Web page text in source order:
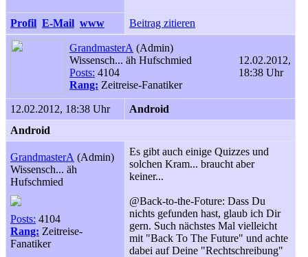
Profil E-Mail www Beitrag zitieren
GrandmasterA (Admin)
Wissensch... äh Hufschmied
Posts: 4104
Rang: Zeitreise-Fanatiker
12.02.2012,
18:38 Uhr
12.02.2012, 18:38 Uhr
Android
Android
GrandmasterA (Admin)
Wissensch... äh
Hufschmied
Posts: 4104
Rang: Zeitreise-
Fanatiker
Es gibt auch einige Quizzes und
solchen Kram... braucht aber
keiner...
@Back-to-the-Foture: Dass Du
nichts gefunden hast, glaub ich Dir
gern. Such nächstes Mal vielleicht
mit "Back To The Future" und achte
dabei auf Deine "Rechtschreibung"